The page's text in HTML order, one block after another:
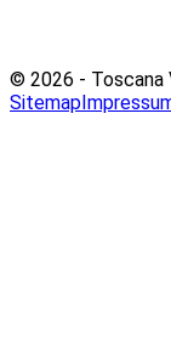
© 2026 - Toscana
Sitemap